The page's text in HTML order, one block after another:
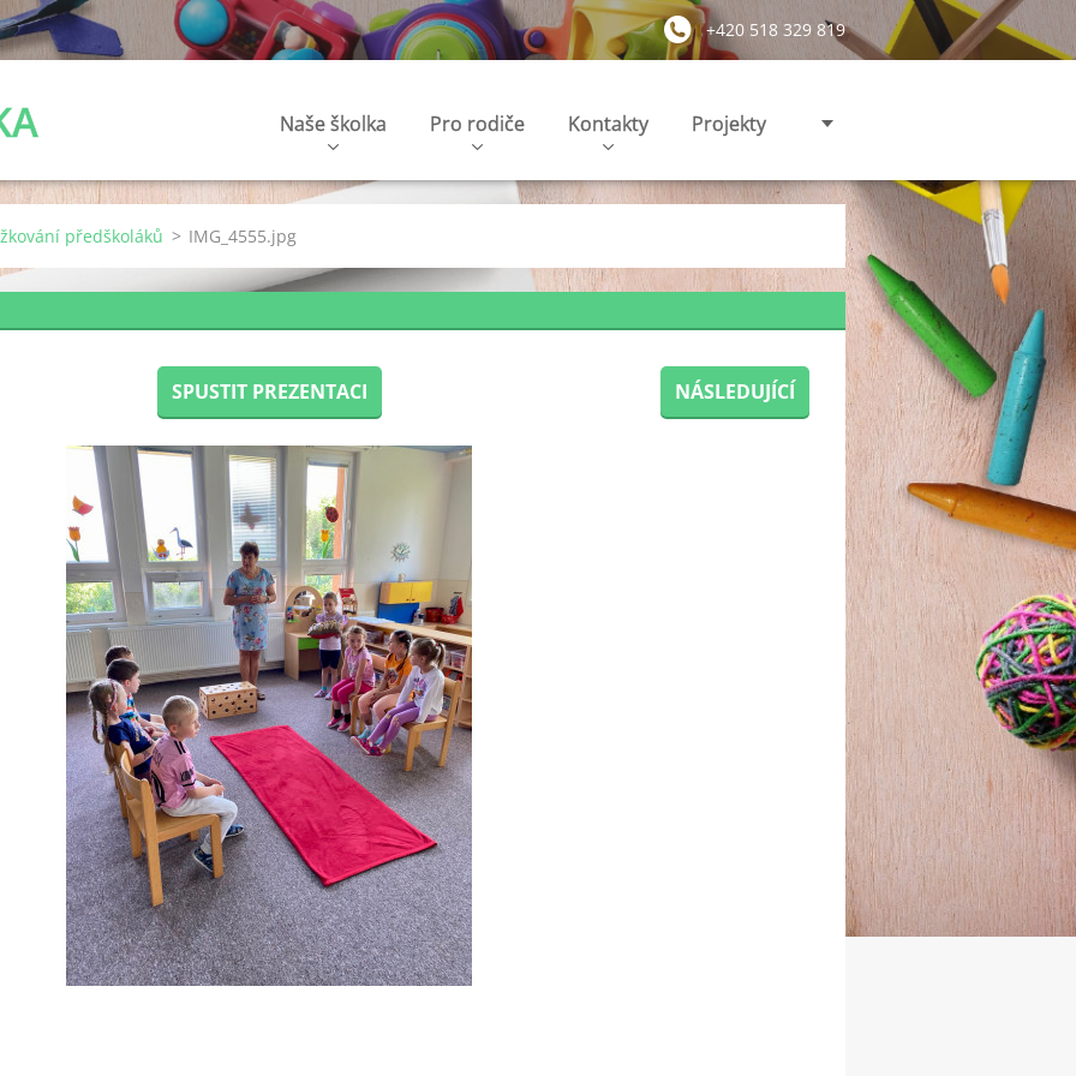
+420 518 329 819
Naše školka Pro rodiče Kontakty Projekty
předškoláků > IMG_4555.jpg
SPUSTIT PREZENTACI NÁSLEDUJÍCÍ